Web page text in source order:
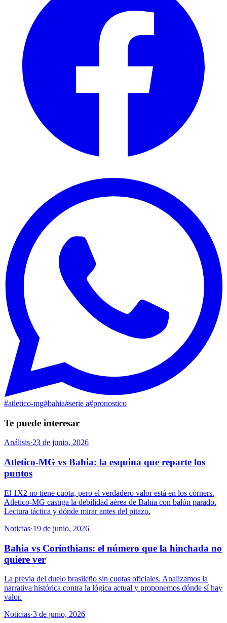
#atletico-mg#bahia#serie a#pronostico
Te puede interesar
Análisis·23 de junio, 2026
Atletico-MG vs Bahia: la esquina que reparte los
puntos
El 1X2 no tiene cuota, pero el verdadero valor está en los córners.
Atletico-MG castiga la debilidad aérea de Bahia con balón parado.
Lectura táctica y dónde mirar antes del pitazo.
Noticias·19 de junio, 2026
Bahia vs Corinthians: el número que la hinchada no
quiere ver
La previa del duelo brasileño sin cuotas oficiales. Analizamos la
narrativa histórica contra la lógica actual y proponemos dónde sí hay
valor.
Noticias·3 de junio, 2026